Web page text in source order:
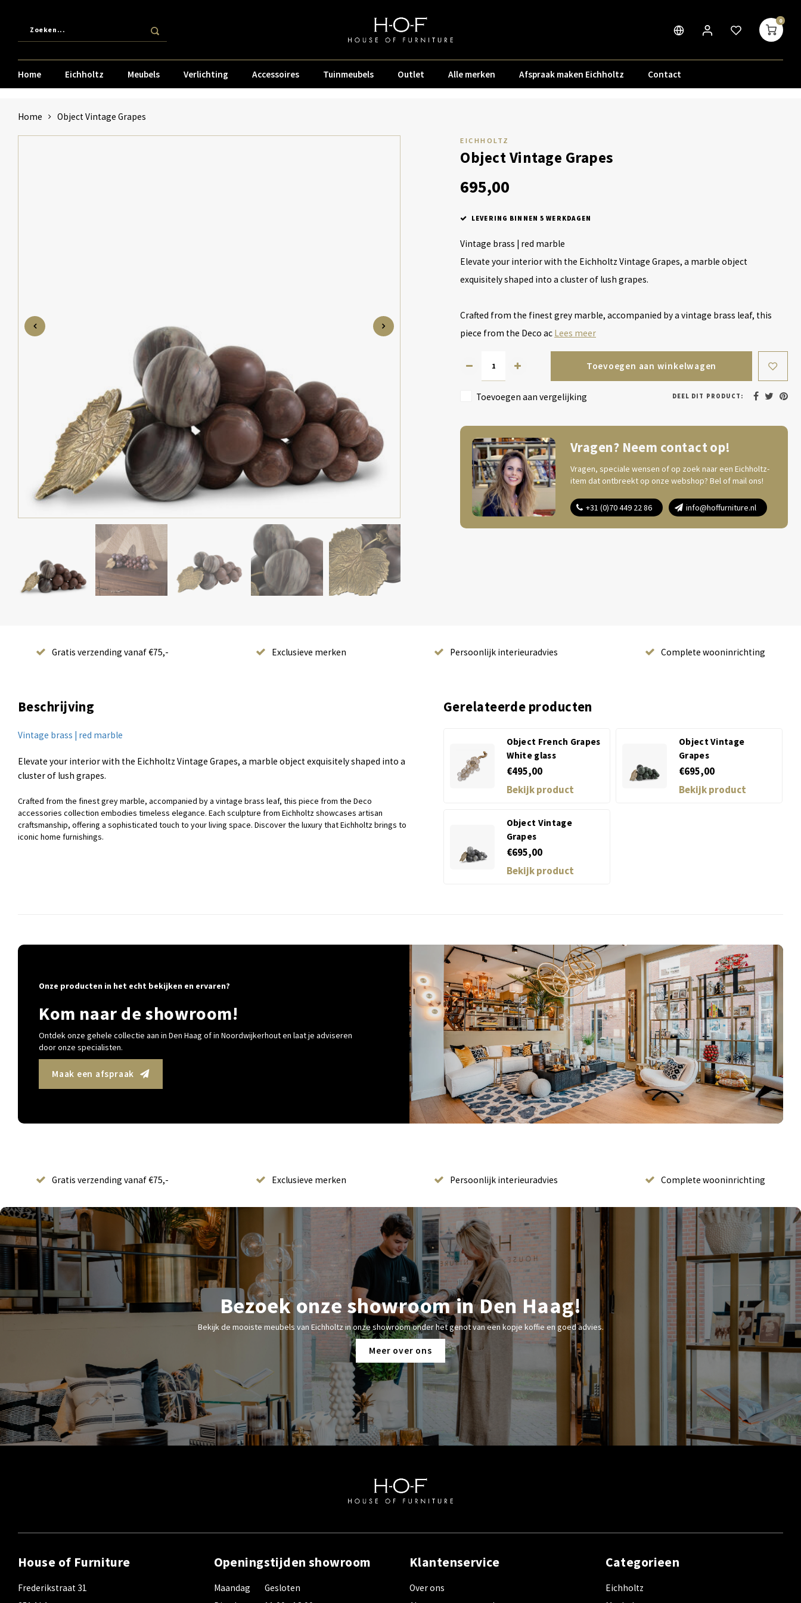
0
Home Eichholtz Meubels Verlichting Accessoires Tuinmeubels Outlet Alle merken Afspraak maken Eichholtz Contact
Home Object Vintage Grapes
EICHHOLTZ
Object Vintage Grapes
695,00
LEVERING BINNEN 5 WERKDAGEN
Vintage brass | red marble
Elevate your interior with the Eichholtz Vintage Grapes, a marble object
exquisitely shaped into a cluster of lush grapes.
Crafted from the finest grey marble, accompanied by a vintage brass leaf, this
piece from the Deco ac Lees meer
Toevoegen aan winkelwagen
Toevoegen aan vergelijking DEEL DIT PRODUCT:
Vragen? Neem contact op!
Vragen, speciale wensen of op zoek naar een Eichholtz-
item dat ontbreekt op onze webshop? Bel of mail ons!
+31 (0)70 449 22 86 info@hoffurniture.nl
Gratis verzending vanaf €75,- Exclusieve merken Persoonlijk interieuradvies Complete wooninrichting
Beschrijving
Vintage brass | red marble
Elevate your interior with the Eichholtz Vintage Grapes, a marble object exquisitely shaped into a
cluster of lush grapes.
Crafted from the finest grey marble, accompanied by a vintage brass leaf, this piece from the Deco
accessories collection embodies timeless elegance. Each sculpture from Eichholtz showcases artisan
craftsmanship, offering a sophisticated touch to your living space. Discover the luxury that Eichholtz brings to
iconic home furnishings.
Gerelateerde producten
Object French Grapes
White glass
€495,00
Bekijk product
Object Vintage
Grapes
€695,00
Bekijk product
Object Vintage
Grapes
€695,00
Bekijk product
Onze producten in het echt bekijken en ervaren?
Kom naar de showroom!
Ontdek onze gehele collectie aan in Den Haag of in Noordwijkerhout en laat je adviseren
door onze specialisten.
Maak een afspraak
Gratis verzending vanaf €75,- Exclusieve merken Persoonlijk interieuradvies Complete wooninrichting
Bezoek onze showroom in Den Haag!
Bekijk de mooiste meubels van Eichholtz in onze showroom onder het genot van een kopje koffie en goed advies.
Meer over ons
House of Furniture
Frederikstraat 31
Openingstijden showroom
Maandag
Gesloten
Klantenservice
Over ons
Categorieen
Eichholtz